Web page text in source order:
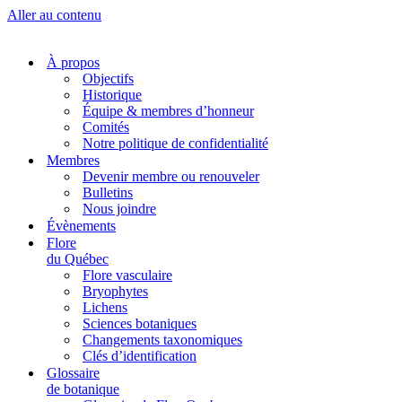
Aller au contenu
À propos
Objectifs
Historique
Équipe & membres d’honneur
Comités
Notre politique de confidentialité
Membres
Devenir membre ou renouveler
Bulletins
Nous joindre
Évènements
Flore
du Québec
Flore vasculaire
Bryophytes
Lichens
Sciences botaniques
Changements taxonomiques
Clés d’identification
Glossaire
de botanique